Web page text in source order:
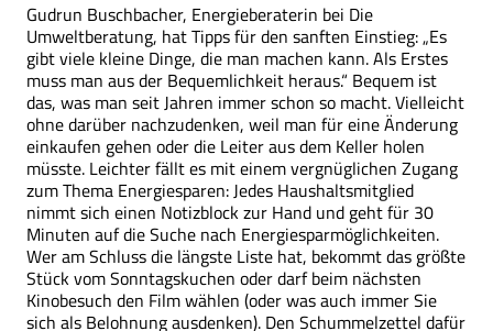
Gudrun Buschbacher, Energieberaterin bei Die
Umweltberatung, hat Tipps für den sanften Einstieg: „Es
gibt viele kleine Dinge, die man machen kann. Als Erstes
muss man aus der Bequemlichkeit heraus.“ Bequem ist
das, was man seit Jahren immer schon so macht. Vielleicht
ohne darüber nachzudenken, weil man für eine Änderung
einkaufen gehen oder die Leiter aus dem Keller holen
müsste. Leichter fällt es mit einem vergnüglichen Zugang
zum Thema Energiesparen: Jedes Haushaltsmitglied
nimmt sich einen Notizblock zur Hand und geht für 30
Minuten auf die Suche nach Energiesparmöglichkeiten.
Wer am Schluss die längste Liste hat, bekommt das größte
Stück vom Sonntagskuchen oder darf beim nächsten
Kinobesuch den Film wählen (oder was auch immer Sie
sich als Belohnung ausdenken). Den Schummelzettel dafür